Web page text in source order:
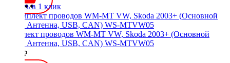
Купить в 1 клик
Комплект проводов WM-MT VW, Skoda 2003+ (Основной
40pin, Антенна, USB, CAN) WS-MTVW05
3500 ₽